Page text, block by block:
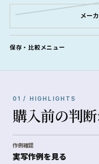
メー
保存・比較メニュー
01 / HIGHLIGHTS
購入前の判
作例確認
実写作例を見る